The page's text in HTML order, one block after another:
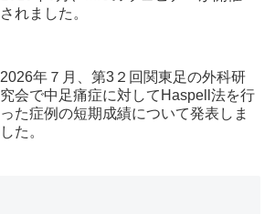
されました。
2026年７月、第3２回関東足の外科研
究会で中足痛症に対してHaspell法を行
った症例の短期成績について発表しま
した。